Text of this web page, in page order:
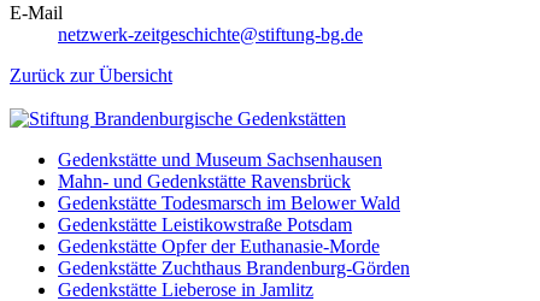
E-Mail
netzwerk-zeitgeschichte@stiftung-bg.de
Zurück zur Übersicht
Gedenkstätte und Museum Sachsenhausen
Mahn- und Gedenkstätte Ravensbrück
Gedenkstätte Todesmarsch im Belower Wald
Gedenkstätte Leistikowstraße Potsdam
Gedenkstätte Opfer der Euthanasie-Morde
Gedenkstätte Zuchthaus Brandenburg-Görden
Gedenkstätte Lieberose in Jamlitz